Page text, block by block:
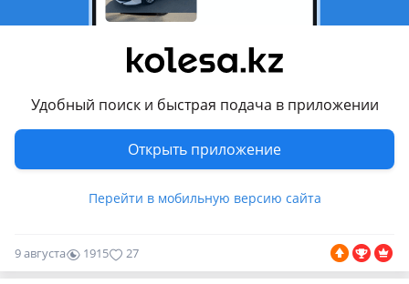
Удобный поиск и быстрая подача в приложении
Открыть приложение
Перейти в мобильную версию сайта
11
Chevrolet Cruze 2001 - 2008 HR
Корейцы, Немцы, Японцы, ГАЗели и т. Д Катализаторы — Е4 и Е5! Керамические, и Железные — с хорошим напылением Палладий, Родий, Платина. Вставочные модели (Коллекторные) и Магистральные (Готовый вариант) 1-2 Модульные Надёжное и современное решение для замены вышедшего из строя катализатора без лишних доработок и проблем. Катализаторы соответствует экологическому стандарту Евро 4 и Евро-5 снижает уровень вредных выбросов, устраняет неприятный запах бензина и помогает сохранить корректную работу системы выхлопа. Универсальные глушители, резонаторы, катализаторы, пламегасители, гофры, трубы — всё в наличии. На все модели.
9 августа 1915 27